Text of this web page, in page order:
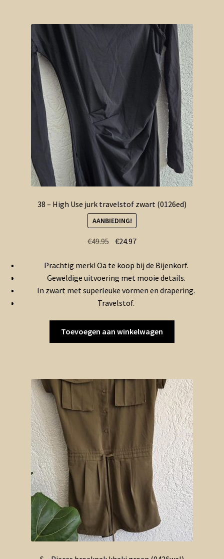
38 – High Use jurk travelstof zwart (0126ed)
AANBIEDING!
€49.95 Oorspronkelijke
was:
€49.95.
€24.97Huidige
is:
€24.97.
Prachtig merk! Oa te koop bij de Bijenkorf.
Geweldige uitvoering met mooie details.
In zwart met superleuke vormen en drapering.
Travelstof.
Toevoegen aan winkelwagen